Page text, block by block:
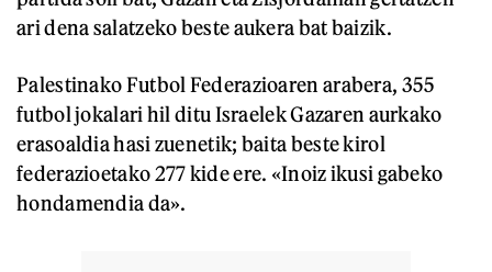
ari dena salatzeko beste aukera bat baizik.
Palestinako Futbol Federazioaren arabera, 355
futbol jokalari hil ditu Israelek Gazaren aurkako
erasoaldia hasi zuenetik; baita beste kirol
federazioetako 277 kide ere. «Inoiz ikusi gabeko
hondamendia da».